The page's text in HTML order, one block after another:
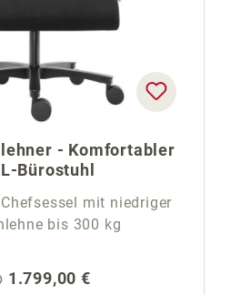
- Komfortabler
Bürostuhl
mit niedriger
bis 300 kg
Preis:
1.799,00 €